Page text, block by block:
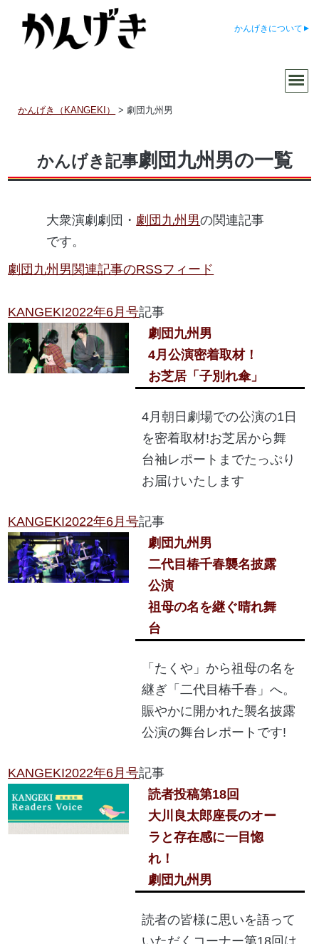
かんげきについて
かんげき（KANGEKI） >劇団九州男
かんげき記事劇団九州男の一覧
大衆演劇劇団・ 劇団九州男の関連記事
です。
劇団九州男関連記事のRSSフィード
KANGEKI2022年6月号記事
劇団九州男
4月公演密着取材！
お芝居「子別れ傘」
4月朝日劇場での公演の1日
を密着取材!お芝居から舞
台袖レポートまでたっぷり
お届けいたします
KANGEKI2022年6月号記事
劇団九州男
二代目椿千春襲名披露
公演
祖母の名を継ぐ晴れ舞
台
「たくや」から祖母の名を
継ぎ「二代目椿千春」へ。
賑やかに開かれた襲名披露
公演の舞台レポートです!
KANGEKI2022年6月号記事
読者投稿第18回
大川良太郎座長のオー
ラと存在感に一目惚
れ！
劇団九州男
読者の皆様に思いを語って